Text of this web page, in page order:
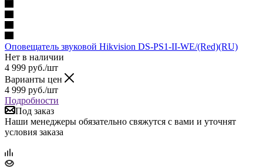
Оповещатель звуковой Hikvision DS-PS1-II-WE/(Red)(RU)
Нет в наличии
4 999 руб./шт
Варианты цен
4 999 руб./шт
Подробности
Под заказ
Наши менеджеры обязательно свяжутся с вами и уточнят
условия заказа